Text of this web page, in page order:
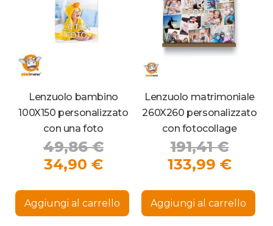
Lenzuolo bambino
100X150 personalizzato
con una foto
49,86€Il
era:
49,86 €.
34,90€Il
attuale
è:
Aggiungi al carrello
Lenzuolo matrimoniale
260X260 personalizzato
con fotocollage
191,41€Il
era:
133,99 €Il
è:
Aggiungi al carrello